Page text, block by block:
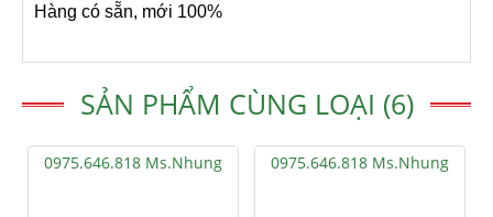
Hàng có sẵn, mới 100%
SẢN PHẨM CÙNG LOẠI (6)
0975.646.818 Ms.Nhung 0975.646.818 Ms.Nhung